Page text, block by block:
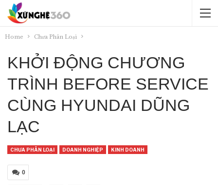
Home Chưa Phân Loại
KHỞI ĐỘNG CHƯƠNG
TRÌNH BEFORE SERVICE
CÙNG HYUNDAI DŨNG
LẠC
CHƯA PHÂN LOẠI DOANH NGHIỆP KINH DOANH
0